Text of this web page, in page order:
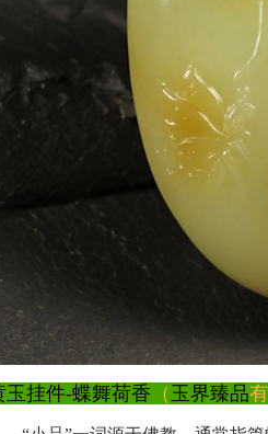
玉挂件-蝶舞荷香 （ 玉界臻品